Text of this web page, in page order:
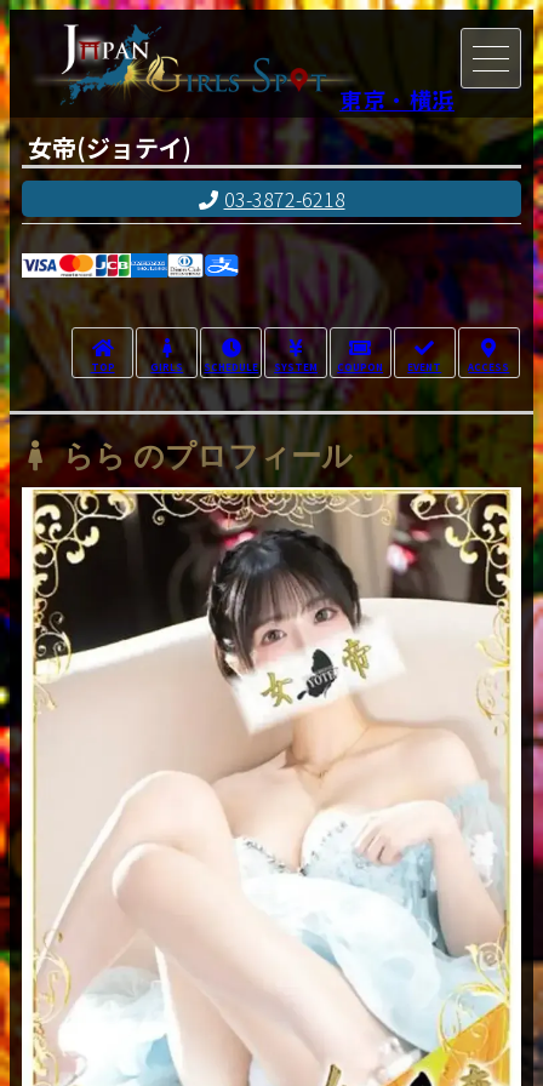
東京・横浜
女帝(ジョテイ)
03-3872-6218
TOP GIRLS SCHEDULE SYSTEM COUPON EVENT ACCESS
らら のプロフィール